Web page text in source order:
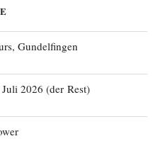
Gundelfingen
2026 (der Rest)